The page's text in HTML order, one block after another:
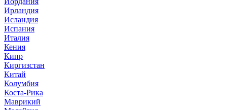
Ирландия
Исландия
Испания
Италия
Кения
Кипр
Киргизстан
Китай
Колумбия
Коста-Рика
Маврикий